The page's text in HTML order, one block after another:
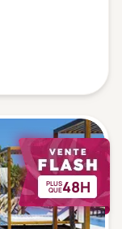
PLUS
QUE48H